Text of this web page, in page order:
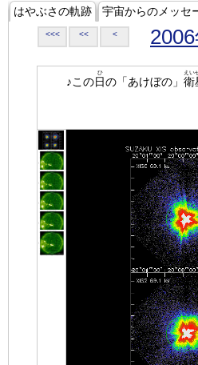
はやぶさの軌跡 宇宙からのメッセ
<<< << <
♪この日
ひ
の「あけぼの」 衛
えい